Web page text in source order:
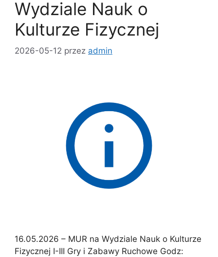
Wydziale Nauk o
Kulturze Fizycznej
2026-05-12 przez admin
16.05.2026 – MUR na Wydziale Nauk o Kulturze
Fizycznej I-III Gry i Zabawy Ruchowe Godz: